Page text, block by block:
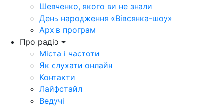
Шевченко, якого ви не знали
День народження «Вівсянка-шоу»
Архів програм
Про радіо
Міста і частоти
Як слухати онлайн
Контакти
Лайфстайл
Ведучі